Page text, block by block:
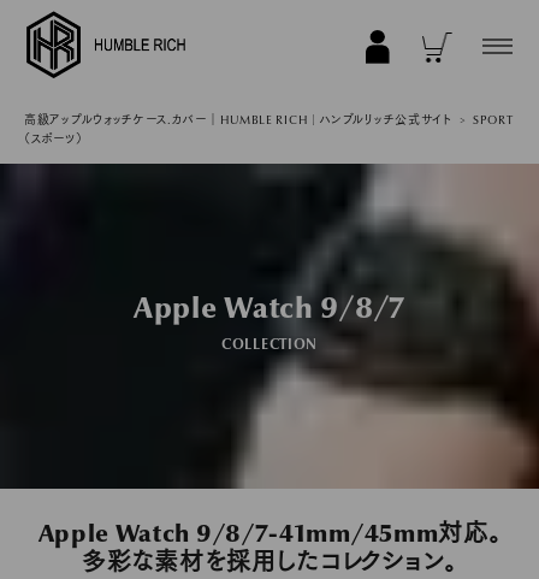
COLLECTION
AppleWatch 11/10(46mm)
AppleWatch Ultra 2/1(49mm)
AppleWatch 9/8/7 (41mm)
AppleWatch 9/8/7 (45mm)
AppleWatch SE 3/2/1 (40mm)
STRAP/Accessory
高級アップルウォッチケース.カバー｜HUMBLE RICH | ハンブルリッチ公式サイト
SPORT
（スポーツ）
Apple Watch 9/8/7
COLLECTION
Apple Watch 9/8/7-41mm/45mm対応。
多彩な素材を採用したコレクション。